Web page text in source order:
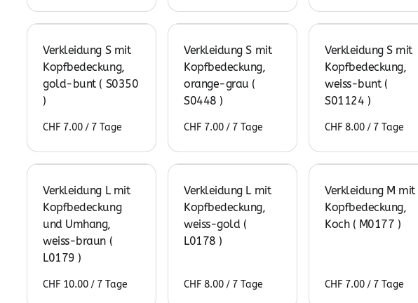
Verkleidung S mit
Kopfbedeckung,
gold-bunt ( S0350
)
/
Verkleidung S mit
Kopfbedeckung,
orange-grau (
S0448 )
/
Verkleidung S mit
Kopfbedeckung,
weiss-bunt (
S01124 )
/
Verkleidung L mit
Kopfbedeckung
und Umhang,
weiss-braun (
L0179 )
/
Verkleidung L mit
Kopfbedeckung,
weiss-gold (
L0178 )
/
Verkleidung M mit
Kopfbedeckung,
Koch ( M0177 )
/